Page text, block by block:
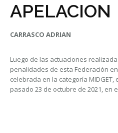
APELACION
CARRASCO ADRIAN
Luego de las actuaciones
penalidades de esta Federación
celebrada en la categoría
pasado 23 de octubre de 2021, en